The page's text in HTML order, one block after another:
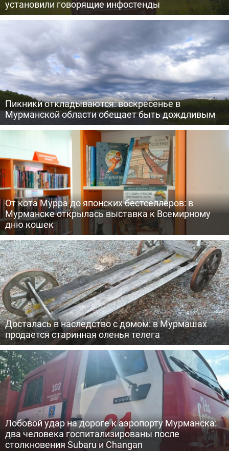
установили говорящие инфостенды
Пикники откладываются: воскресенье в
Мурманской области обещает быть дождливым
От кота Мурра до японских бестселлеров: в
Мурманске открылась выставка к Всемирному
дню кошек
Досталась в наследство с домом: в Мурмашах
продается старинная оленья телега
Лобовой удар на дороге к аэропорту Мурманска:
два человека госпитализированы после
столкновения Subaru и Changan